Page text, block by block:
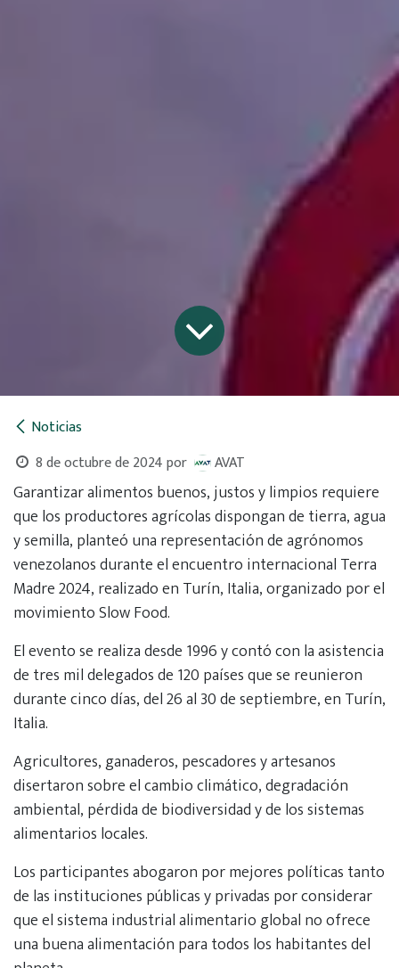
Noticias
8 de octubre de 2024por AVAT
Garantizar alimentos buenos, justos y limpios requiere
que los productores agrícolas dispongan de tierra, agua
y semilla, planteó una representación de agrónomos
venezolanos durante el encuentro internacional Terra
Madre 2024, realizado en Turín, Italia, organizado por el
movimiento Slow Food.
El evento se realiza desde 1996 y contó con la asistencia
de tres mil delegados de 120 países que se reunieron
durante cinco días, del 26 al 30 de septiembre, en Turín,
Italia.
Agricultores, ganaderos, pescadores y artesanos
disertaron sobre el cambio climático, degradación
ambiental, pérdida de biodiversidad y de los sistemas
alimentarios locales.
Los participantes abogaron por mejores políticas tanto
de las instituciones públicas y privadas por considerar
que el sistema industrial alimentario global no ofrece
una buena alimentación para todos los habitantes del